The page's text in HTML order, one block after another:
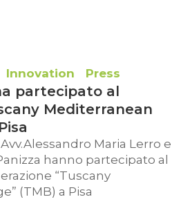
Innovation Press
partecipato al
Mediterranean
Maria Lerro e
hanno partecipato al
“Tuscany
(TMB) a Pisa